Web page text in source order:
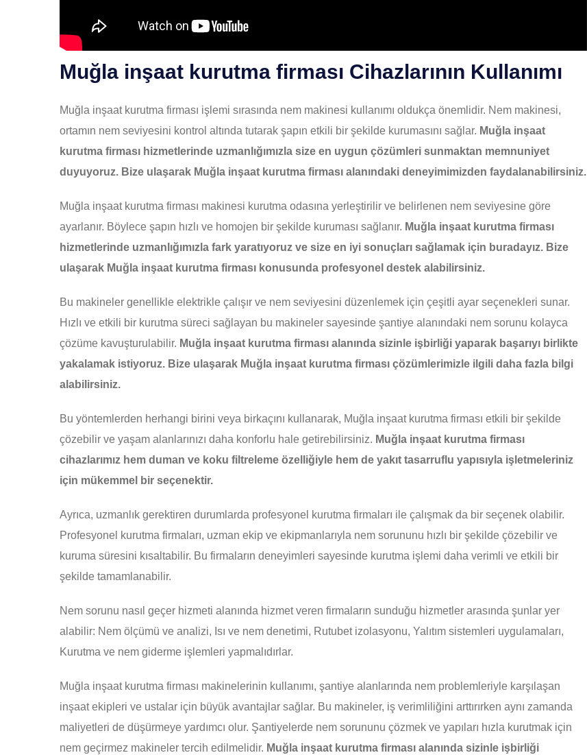
Muğla inşaat kurutma firması Cihazlarının Kullanımı
Muğla inşaat kurutma firması işlemi sırasında nem makinesi kullanımı oldukça önemlidir. Nem makinesi,
ortamın nem seviyesini kontrol altında tutarak şapın etkili bir şekilde kurumasını sağlar. Muğla inşaat
kurutma firması hizmetlerinde uzmanlığımızla size en uygun çözümleri sunmaktan memnuniyet
duyuyoruz. Bize ulaşarak Muğla inşaat kurutma firması alanındaki deneyimimizden faydalanabilirsiniz.
Muğla inşaat kurutma firması makinesi kurutma odasına yerleştirilir ve belirlenen nem seviyesine göre
ayarlanır. Böylece şapın hızlı ve homojen bir şekilde kuruması sağlanır. Muğla inşaat kurutma firması
hizmetlerinde uzmanlığımızla fark yaratıyoruz ve size en iyi sonuçları sağlamak için buradayız. Bize
ulaşarak Muğla inşaat kurutma firması konusunda profesyonel destek alabilirsiniz.
Bu makineler genellikle elektrikle çalışır ve nem seviyesini düzenlemek için çeşitli ayar seçenekleri sunar.
Hızlı ve etkili bir kurutma süreci sağlayan bu makineler sayesinde şantiye alanındaki nem sorunu kolayca
çözüme kavuşturulabilir. Muğla inşaat kurutma firması alanında sizinle işbirliği yaparak başarıyı birlikte
yakalamak istiyoruz. Bize ulaşarak Muğla inşaat kurutma firması çözümlerimizle ilgili daha fazla bilgi
alabilirsiniz.
Bu yöntemlerden herhangi birini veya birkaçını kullanarak, Muğla inşaat kurutma firması etkili bir şekilde
çözebilir ve yaşam alanlarınızı daha konforlu hale getirebilirsiniz. Muğla inşaat kurutma firması
cihazlarımız hem duman ve koku filtreleme özelliğiyle hem de yakıt tasarruflu yapısıyla işletmeleriniz
için mükemmel bir seçenektir.
Ayrıca, uzmanlık gerektiren durumlarda profesyonel kurutma firmaları ile çalışmak da bir seçenek olabilir.
Profesyonel kurutma firmaları, uzman ekip ve ekipmanlarıyla nem sorununu hızlı bir şekilde çözebilir ve
kuruma süresini kısaltabilir. Bu firmaların deneyimleri sayesinde kurutma işlemi daha verimli ve etkili bir
şekilde tamamlanabilir.
Nem sorunu nasıl geçer hizmeti alanında hizmet veren firmaların sunduğu hizmetler arasında şunlar yer
alabilir: Nem ölçümü ve analizi, Isı ve nem denetimi, Rutubet izolasyonu, Yalıtım sistemleri uygulamaları,
Kurutma ve nem giderme işlemleri yapmalıdırlar.
Muğla inşaat kurutma firması makinelerinin kullanımı, şantiye alanlarında nem problemleriyle karşılaşan
inşaat ekipleri ve ustalar için büyük avantajlar sağlar. Bu makineler, iş verimliliğini arttırırken aynı zamanda
maliyetleri de düşürmeye yardımcı olur. Şantiyelerde nem sorununu çözmek ve yapıları hızla kurutmak için
nem geçirmez makineler tercih edilmelidir. Muğla inşaat kurutma firması alanında sizinle işbirliği